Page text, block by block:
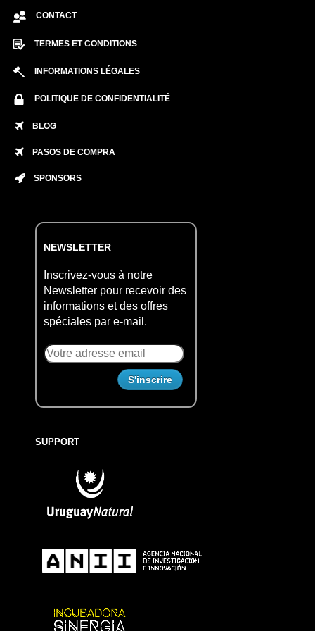
CONTACT
TERMES ET CONDITIONS
INFORMATIONS LÉGALES
POLITIQUE DE CONFIDENTIALITÉ
BLOG
PASOS DE COMPRA
SPONSORS
NEWSLETTER
Inscrivez-vous à notre
Newsletter pour recevoir des
informations et des offres
spéciales par e-mail.
SUPPORT